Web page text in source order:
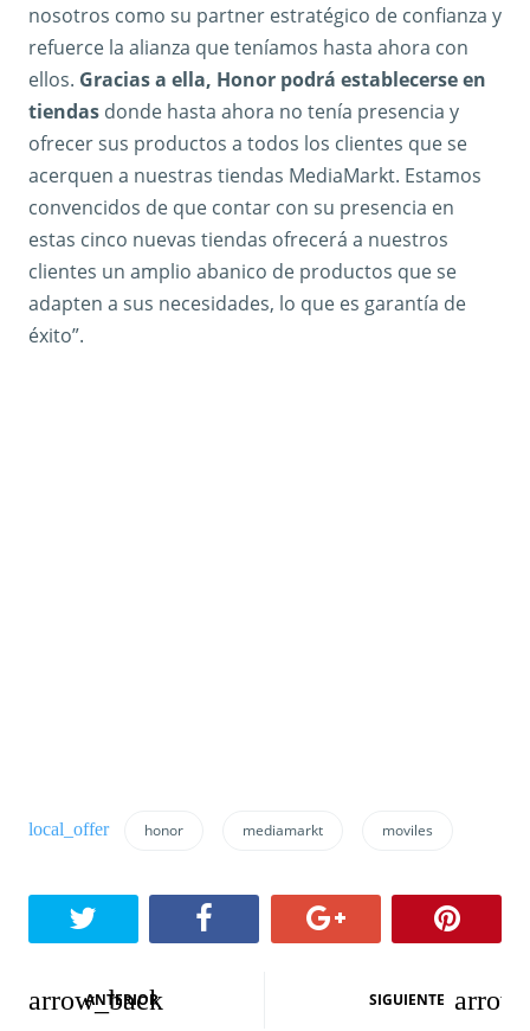
nosotros como su partner estratégico de confianza y
refuerce la alianza que teníamos hasta ahora con
ellos. Gracias a ella, Honor podrá establecerse en
tiendas donde hasta ahora no tenía presencia y
ofrecer sus productos a todos los clientes que se
acerquen a nuestras tiendas MediaMarkt. Estamos
convencidos de que contar con su presencia en
estas cinco nuevas tiendas ofrecerá a nuestros
clientes un amplio abanico de productos que se
adapten a sus necesidades, lo que es garantía de
éxito”.
honor mediamarkt moviles
N
ANTERIOR SIGUIENTE